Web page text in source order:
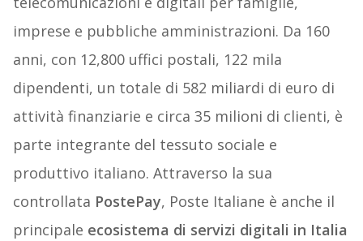
imprese e pubbliche amministrazioni. Da 160
anni, con 12,800 uffici postali, 122 mila
dipendenti, un totale di 582 miliardi di euro di
attività finanziarie e circa 35 milioni di clienti, è
parte integrante del tessuto sociale e
produttivo italiano. Attraverso la sua
controllata PostePay, Poste Italiane è anche il
principale ecosistema di servizi digitali in Italia